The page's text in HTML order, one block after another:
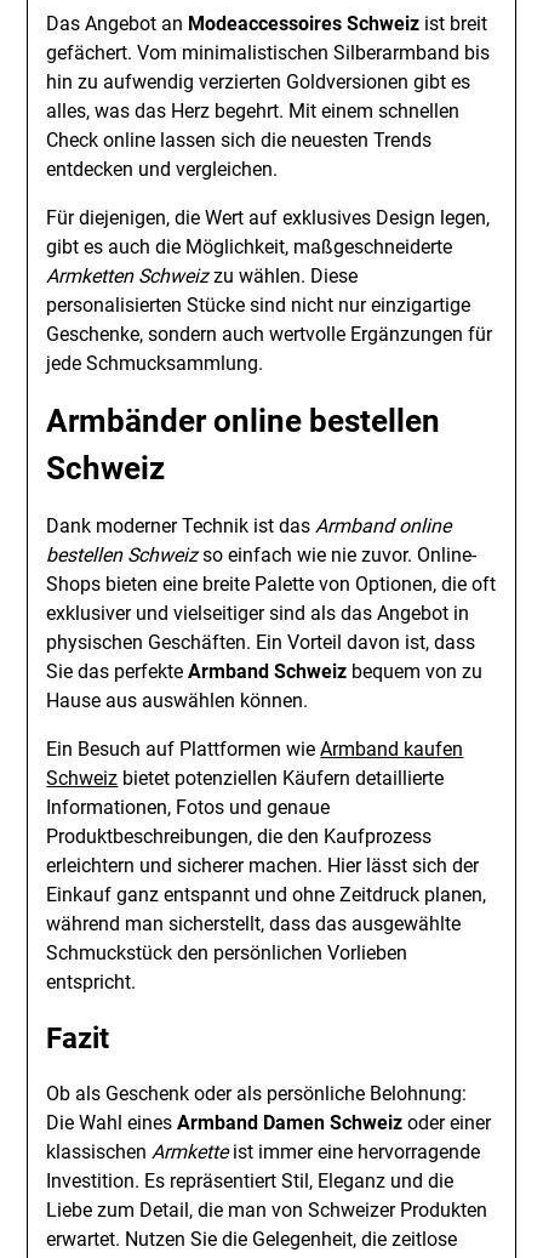
Das Angebot an Modeaccessoires Schweiz ist breit
gefächert. Vom minimalistischen Silberarmband bis
hin zu aufwendig verzierten Goldversionen gibt es
alles, was das Herz begehrt. Mit einem schnellen
Check online lassen sich die neuesten Trends
entdecken und vergleichen.
Für diejenigen, die Wert auf exklusives Design legen,
gibt es auch die Möglichkeit, maßgeschneiderte
Armketten Schweizzu wählen. Diese
personalisierten Stücke sind nicht nur einzigartige
Geschenke, sondern auch wertvolle Ergänzungen für
jede Schmucksammlung.
Armbänder online bestellen
Schweiz
Dank moderner Technik ist dasArmband online
bestellen Schweizso einfach wie nie zuvor. Online-
Shops bieten eine breite Palette von Optionen, die oft
exklusiver und vielseitiger sind als das Angebot in
physischen Geschäften. Ein Vorteil davon ist, dass
Sie das perfekteArmband Schweiz bequem von zu
Hause aus auswählen können.
Ein Besuch auf Plattformen wieArmband kaufen
Schweiz bietet potenziellen Käufern detaillierte
Informationen, Fotos und genaue
Produktbeschreibungen, die den Kaufprozess
erleichtern und sicherer machen. Hier lässt sich der
Einkauf ganz entspannt und ohne Zeitdruck planen,
während man sicherstellt, dass das ausgewählte
Schmuckstück den persönlichen Vorlieben
entspricht.
Fazit
Ob als Geschenk oder als persönliche Belohnung:
Die Wahl einesArmband Damen Schweiz oder einer
klassischenArmketteist immer eine hervorragende
Investition. Es repräsentiert Stil, Eleganz und die
Liebe zum Detail, die man von Schweizer Produkten
erwartet. Nutzen Sie die Gelegenheit, die zeitlose